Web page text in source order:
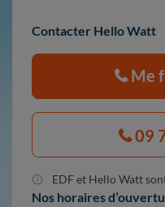
Contacter Hello Watt
Me
09
EDF et Hello Watt
Nos horaires